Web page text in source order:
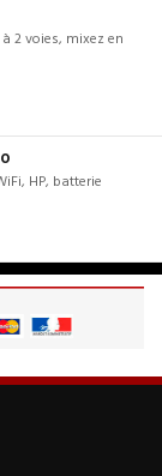
2 voies, mixez en
HP, batterie